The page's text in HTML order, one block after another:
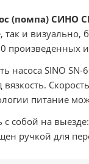
(помпа) СИНО
и визуально,
произведенных
насоса SINO
вязкость.
питание
с собой на
ручкой для